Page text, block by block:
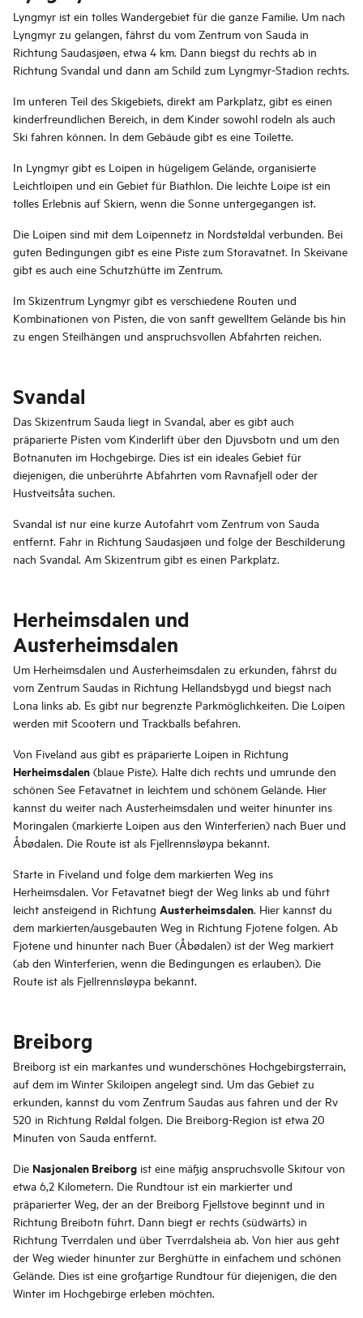
Lyngmyr ist ein tolles Wandergebiet für die ganze Familie. Um nach
Lyngmyr zu gelangen, fährst du vom Zentrum von Sauda in
Richtung Saudasjøen, etwa 4 km. Dann biegst du rechts ab in
Richtung Svandal und dann am Schild zum Lyngmyr-Stadion rechts.
Im unteren Teil des Skigebiets, direkt am Parkplatz, gibt es einen
kinderfreundlichen Bereich, in dem Kinder sowohl rodeln als auch
Ski fahren können. In dem Gebäude gibt es eine Toilette.
In Lyngmyr gibt es Loipen in hügeligem Gelände, organisierte
Leichtloipen und ein Gebiet für Biathlon. Die leichte Loipe ist ein
tolles Erlebnis auf Skiern, wenn die Sonne untergegangen ist.
Die Loipen sind mit dem Loipennetz in Nordstøldal verbunden. Bei
guten Bedingungen gibt es eine Piste zum Storavatnet. In Skeivane
gibt es auch eine Schutzhütte im Zentrum.
Im Skizentrum Lyngmyr gibt es verschiedene Routen und
Kombinationen von Pisten, die von sanft gewelltem Gelände bis hin
zu engen Steilhängen und anspruchsvollen Abfahrten reichen.
Svandal
Das Skizentrum Sauda liegt in Svandal, aber es gibt auch
präparierte Pisten vom Kinderlift über den Djuvsbotn und um den
Botnanuten im Hochgebirge. Dies ist ein ideales Gebiet für
diejenigen, die unberührte Abfahrten vom Ravnafjell oder der
Hustveitsåta suchen.
Svandal ist nur eine kurze Autofahrt vom Zentrum von Sauda
entfernt. Fahr in Richtung Saudasjøen und folge der Beschilderung
nach Svandal. Am Skizentrum gibt es einen Parkplatz.
Herheimsdalen und
Austerheimsdalen
Um Herheimsdalen und Austerheimsdalen zu erkunden, fährst du
vom Zentrum Saudas in Richtung Hellandsbygd und biegst nach
Lona links ab. Es gibt nur begrenzte Parkmöglichkeiten. Die Loipen
werden mit Scootern und Trackballs befahren.
Von Fiveland aus gibt es präparierte Loipen in Richtung
Herheimsdalen (blaue Piste). Halte dich rechts und umrunde den
schönen See Fetavatnet in leichtem und schönem Gelände. Hier
kannst du weiter nach Austerheimsdalen und weiter hinunter ins
Moringalen (markierte Loipen aus den Winterferien) nach Buer und
Åbødalen. Die Route ist als Fjellrennsløypa bekannt.
Starte in Fiveland und folge dem markierten Weg ins
Herheimsdalen. Vor Fetavatnet biegt der Weg links ab und führt
leicht ansteigend in Richtung Austerheimsdalen. Hier kannst du
dem markierten/ausgebauten Weg in Richtung Fjotene folgen. Ab
Fjotene und hinunter nach Buer (Åbødalen) ist der Weg markiert
(ab den Winterferien, wenn die Bedingungen es erlauben). Die
Route ist als Fjellrennsløypa bekannt.
Breiborg
Breiborg ist ein markantes und wunderschönes Hochgebirgsterrain,
auf dem im Winter Skiloipen angelegt sind. Um das Gebiet zu
erkunden, kannst du vom Zentrum Saudas aus fahren und der Rv
520 in Richtung Røldal folgen. Die Breiborg-Region ist etwa 20
Minuten von Sauda entfernt.
Die Nasjonalen Breiborg ist eine mäßig anspruchsvolle Skitour von
etwa 6,2 Kilometern. Die Rundtour ist ein markierter und
präparierter Weg, der an der Breiborg Fjellstove beginnt und in
Richtung Breibotn führt. Dann biegt er rechts (südwärts) in
Richtung Tverrdalen und über Tverrdalsheia ab. Von hier aus geht
der Weg wieder hinunter zur Berghütte in einfachem und schönen
Gelände. Dies ist eine großartige Rundtour für diejenigen, die den
Winter im Hochgebirge erleben möchten.